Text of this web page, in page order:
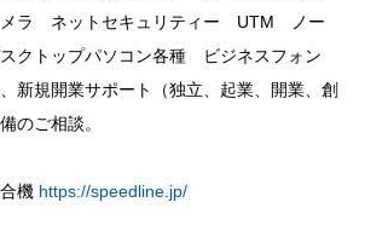
メラ ネットセキュリティー UTM ノー
クトップパソコン各種 ビジネスフォン
新規開業サポート（独立、起業、開業、創
のご相談。
機 https://speedline.jp/